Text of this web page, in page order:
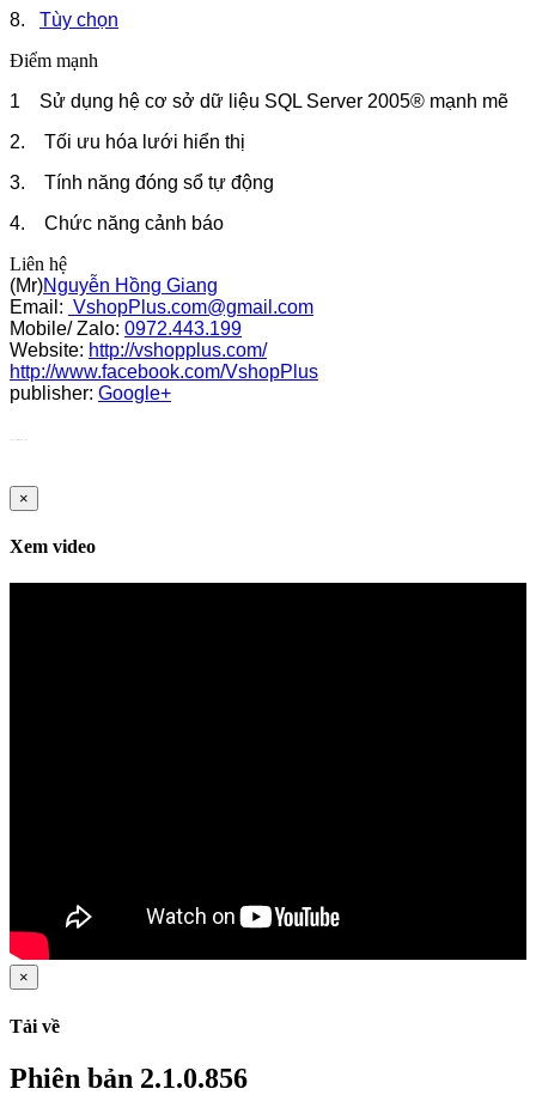
8. Tùy chọn
Điểm mạnh
1 Sử dụng hệ cơ sở dữ liệu SQL Server 2005® mạnh mẽ
2. Tối ưu hóa lưới hiển thị
3. Tính năng đóng sổ tự động
4. Chức năng cảnh báo
Liên hệ
(Mr)Nguyễn Hồng Giang
Email: VshopPlus.com@gmail.com
Mobile/ Zalo: 0972.443.199
Website: http://vshopplus.com/
http://www.facebook.com/VshopPlus
publisher: Google+
×
Xem video
×
Tải về
Phiên bản 2.1.0.856